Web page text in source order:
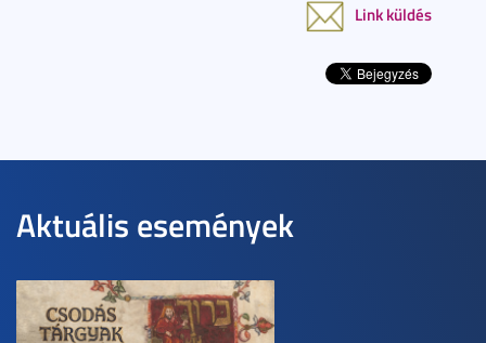
Link küldés
Aktuális események